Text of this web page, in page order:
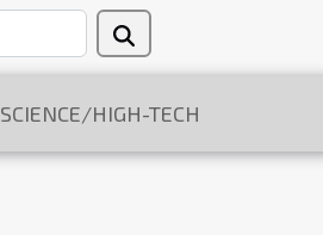
SCIENCE/HIGH-TECH